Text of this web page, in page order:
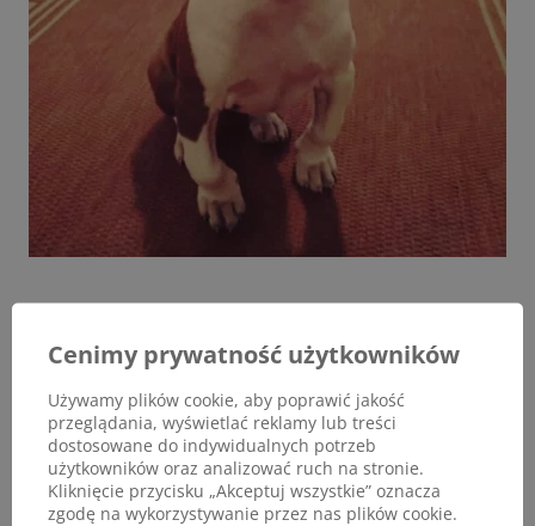
Cenimy prywatność użytkowników
Używamy plików cookie, aby poprawić jakość
przeglądania, wyświetlać reklamy lub treści
dostosowane do indywidualnych potrzeb
użytkowników oraz analizować ruch na stronie.
Kliknięcie przycisku „Akceptuj wszystkie” oznacza
zgodę na wykorzystywanie przez nas plików cookie.